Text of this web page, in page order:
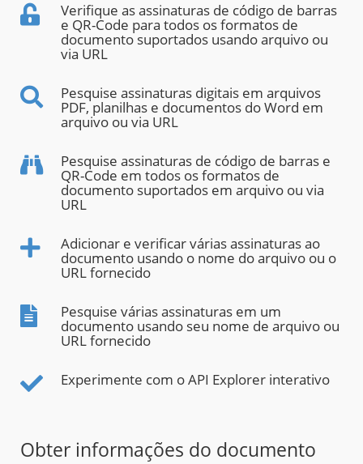
Verifique as assinaturas de código de barras
e QR-Code para todos os formatos de
documento suportados usando arquivo ou
via URL
Pesquise assinaturas digitais em arquivos
PDF, planilhas e documentos do Word em
arquivo ou via URL
Pesquise assinaturas de código de barras e
QR-Code em todos os formatos de
documento suportados em arquivo ou via
URL
Adicionar e verificar várias assinaturas ao
documento usando o nome do arquivo ou o
URL fornecido
Pesquise várias assinaturas em um
documento usando seu nome de arquivo ou
URL fornecido
Experimente com o API Explorer interativo
Obter informações do documento